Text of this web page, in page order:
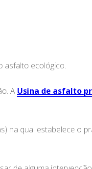
asfalto ecológico.
A Usina de asfalto
na qual estabelece o